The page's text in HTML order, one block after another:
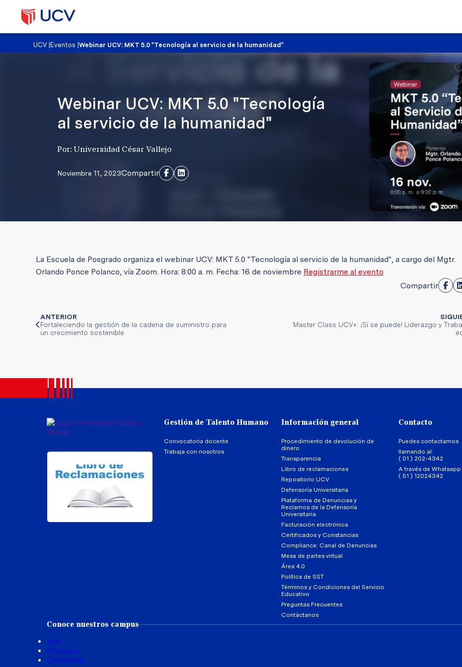
UCV Eventos |Webinar UCV: MKT 5.0 "Tecnología al servicio de la humanidad"
Webinar UCV: MKT 5.0 "Tecnología
al servicio de la humanidad"
Por: Universidad César Vallejo
Noviembre 11, 2023Compartir
La Escuela de Posgrado organiza el webinar UCV: MKT 5.0 "Tecnología al servicio de la humanidad", a cargo del Mgtr.
Orlando Ponce Polanco, vía Zoom. Hora: 8:00 a. m. Fecha: 16 de noviembre Registrarme al evento
Compartir
ANTERIOR
Fortaleciendo la gestión de la cadena de suministro para
un crecimiento sostenible
Master Class UCV+: ¡Sí se puede! Liderazgo y
Gestión de Talento Humano
Convocatoria docente
Trabaja con nosotros
Información general
Procedimiento de devolución de
dinero
Transparencia
Libro de reclamaciones
Repositorio UCV
Defensoría Universitaria
Plataforma de Denuncias y
Reclamos de la Defensoría
Universitaria
Facturación electrónica
Certificados y Constancias
Compliance: Canal de Denuncias
Mesa de partes virtual
Área 4.0
Política de SST
Términos y Condiciones del Servicio
Educativo
Preguntas Frecuentes
Contáctanos
Contacto
Puedes contactarnos
llamando al:
( 01 ) 202-4342
A través de Whatsapp
( 51 ) 12024342
Conoce nuestros campus
Ate
Chiclayo
Chimbote